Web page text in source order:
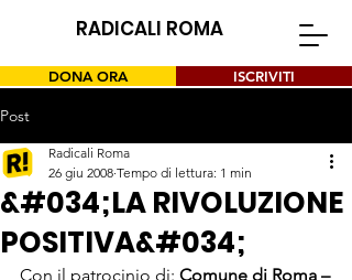
RADICALI ROMA
DONA ORA ISCRIVITI
Post
&#034;LA RIVOLUZIONE
POSITIVA&#034;
Radicali Roma
26 giu 2008 Tempo di lettura: 1 min
Con il patrocinio di: Comune di Roma –